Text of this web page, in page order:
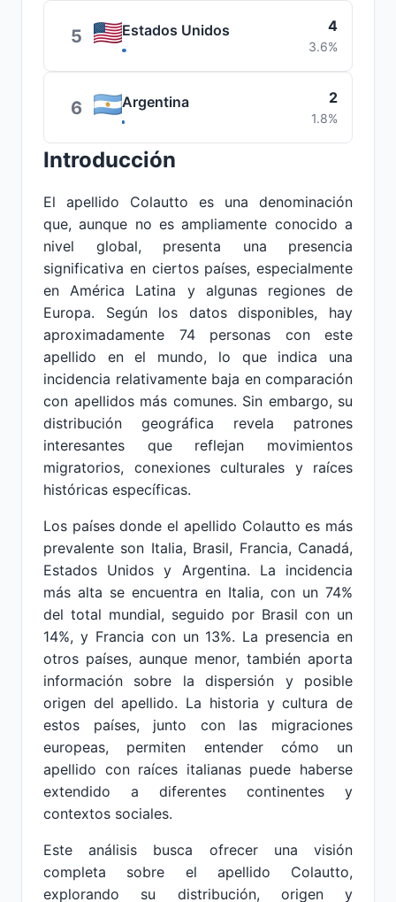
5 Estados Unidos 4
3.6%
6 Argentina 2
1.8%
Introducción
El apellido Colautto es una denominación
que, aunque no es ampliamente conocido a
nivel global, presenta una presencia
significativa en ciertos países, especialmente
en América Latina y algunas regiones de
Europa. Según los datos disponibles, hay
aproximadamente 74 personas con este
apellido en el mundo, lo que indica una
incidencia relativamente baja en comparación
con apellidos más comunes. Sin embargo, su
distribución geográfica revela patrones
interesantes que reflejan movimientos
migratorios, conexiones culturales y raíces
históricas específicas.
Los países donde el apellido Colautto es más
prevalente son Italia, Brasil, Francia, Canadá,
Estados Unidos y Argentina. La incidencia
más alta se encuentra en Italia, con un 74%
del total mundial, seguido por Brasil con un
14%, y Francia con un 13%. La presencia en
otros países, aunque menor, también aporta
información sobre la dispersión y posible
origen del apellido. La historia y cultura de
estos países, junto con las migraciones
europeas, permiten entender cómo un
apellido con raíces italianas puede haberse
extendido a diferentes continentes y
contextos sociales.
Este análisis busca ofrecer una visión
completa sobre el apellido Colautto,
explorando su distribución, origen y